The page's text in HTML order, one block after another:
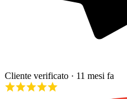
Cliente verificato · 11 mesi fa